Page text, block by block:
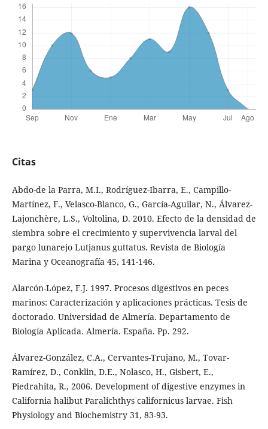
Citas
Abdo-de la Parra, M.I., Rodríguez-Ibarra, E., Campillo-
Martínez, F., Velasco-Blanco, G., García-Aguilar, N., Álvarez-
Lajonchère, L.S., Voltolina, D. 2010. Efecto de la densidad de
siembra sobre el crecimiento y supervivencia larval del
pargo lunarejo Lutjanus guttatus. Revista de Biología
Marina y Oceanografía 45, 141-146.
Alarcón-López, F.J. 1997. Procesos digestivos en peces
marinos: Caracterización y aplicaciones prácticas. Tesis de
doctorado. Universidad de Almería. Departamento de
Biología Aplicada. Almería. España. Pp. 292.
Álvarez-González, C.A., Cervantes-Trujano, M., Tovar-
Ramírez, D., Conklin, D.E., Nolasco, H., Gisbert, E.,
Piedrahita, R., 2006. Development of digestive enzymes in
California halibut Paralichthys californicus larvae. Fish
Physiology and Biochemistry 31, 83-93.